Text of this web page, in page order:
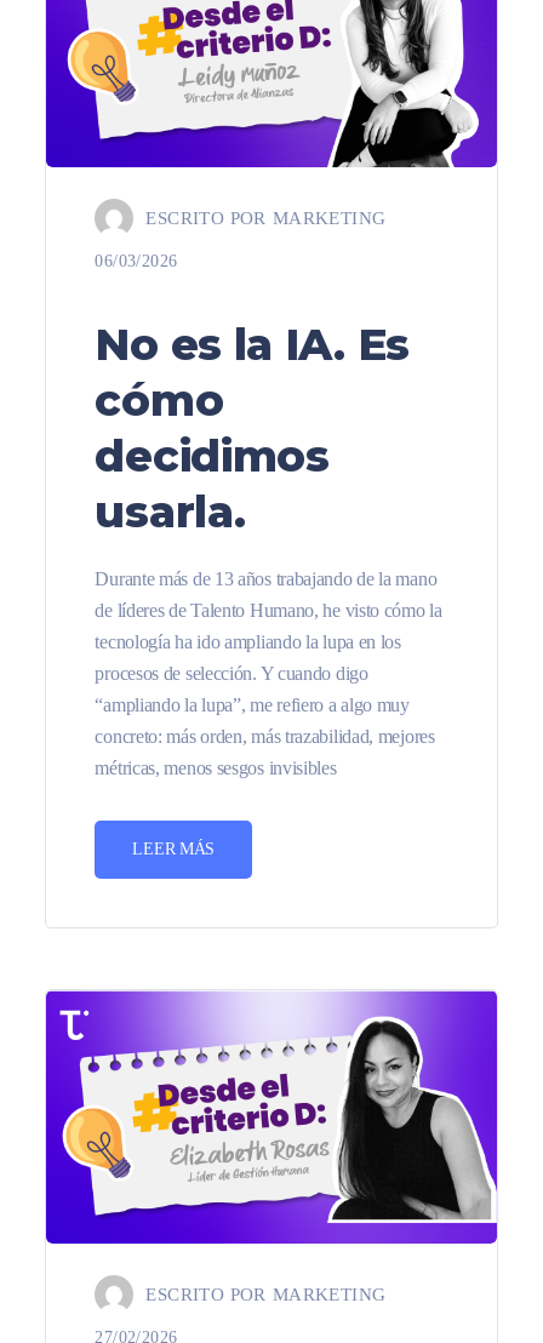
ESCRITO POR MARKETING
06/03/2026
No es la IA. Es
cómo
decidimos
usarla.
Durante más de 13 años trabajando de la mano
de líderes de Talento Humano, he visto cómo la
tecnología ha ido ampliando la lupa en los
procesos de selección. Y cuando digo
“ampliando la lupa”, me refiero a algo muy
concreto: más orden, más trazabilidad, mejores
métricas, menos sesgos invisibles
LEER MÁS
ESCRITO POR MARKETING
27/02/2026